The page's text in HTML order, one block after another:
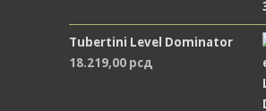
Tubertini Level Dominator
18.219,00 рсд